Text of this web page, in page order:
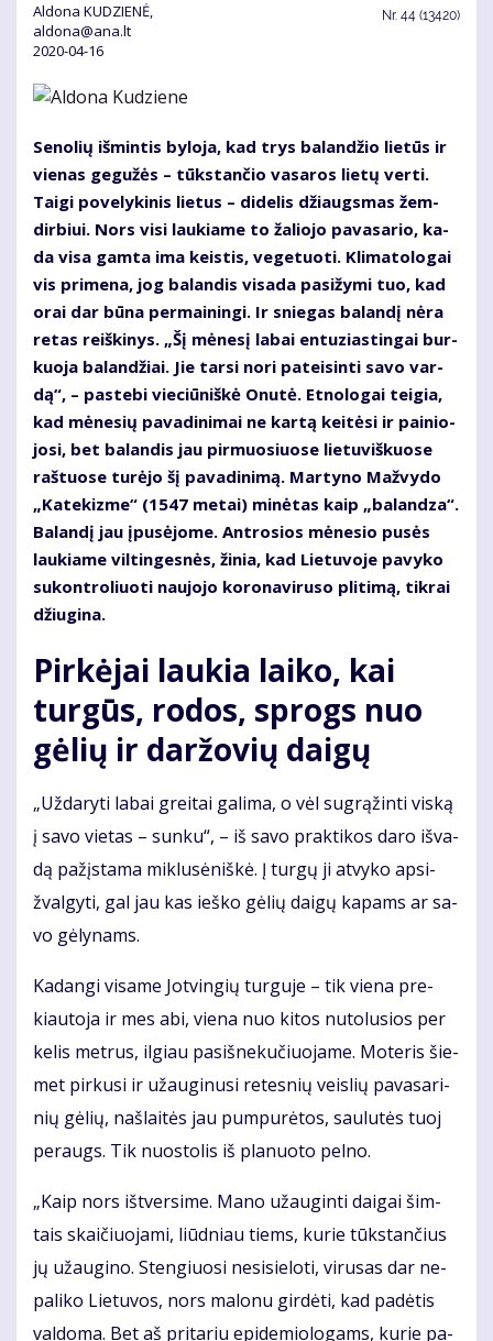
Aldona KUDZIENĖ,
aldona@ana.lt
2020-04-16
Nr. 44 (13420)
Se­no­lių iš­min­tis by­lo­ja, kad trys ba­lan­džio lie­tūs ir
vie­nas ge­gu­žės – tūks­tan­čio va­sa­ros lie­tų ver­ti.
Tai­gi po­ve­ly­ki­nis lie­tus – di­de­lis džiaugs­mas žem­
dir­biui. Nors vi­si lau­kia­me to ža­lio­jo pa­va­sa­rio, ka­
da vi­sa gam­ta ima keis­tis, ve­ge­tuo­ti. Kli­ma­to­lo­gai
vis pri­me­na, jog ba­lan­dis vi­sa­da pa­si­žy­mi tuo, kad
orai dar bū­na per­mai­nin­gi. Ir snie­gas ba­lan­dį nė­ra
re­tas reiš­ki­nys. „Šį mė­ne­sį la­bai en­tu­zias­tin­gai bur­
kuo­ja ba­lan­džiai. Jie tar­si no­ri pa­tei­sin­ti sa­vo var­
dą“, – pa­ste­bi vie­ciū­niš­kė Onu­tė. Et­no­lo­gai tei­gia,
kad mė­ne­sių pa­va­di­ni­mai ne kar­tą kei­tė­si ir pai­nio­
jo­si, bet ba­lan­dis jau pir­muo­siuo­se lie­tu­viš­kuo­se
raš­tuo­se tu­rė­jo šį pa­va­di­ni­mą. Mar­ty­no Maž­vy­do
„Ka­te­kiz­me“ (1547 me­tai) mi­nė­tas kaip „ba­lan­dza“.
Ba­lan­dį jau įpu­sė­jo­me. Ant­ro­sios mė­ne­sio pu­sės
lau­kia­me vil­tin­ges­nės, ži­nia, kad Lie­tu­vo­je pa­vy­ko
su­kon­tro­liuo­ti nau­jo­jo ko­ro­na­vi­ru­so pli­ti­mą, tik­rai
džiu­gi­na.
Pir­kė­jai lau­kia lai­ko, kai
tur­gūs, ro­dos, sprogs nuo
gė­lių ir dar­žo­vių dai­gų
„Už­da­ry­ti la­bai grei­tai ga­li­ma, o vėl su­grą­žin­ti vis­ką
į sa­vo vie­tas – sun­ku“, – iš sa­vo prak­ti­kos da­ro iš­va­
dą pa­žįs­ta­ma mik­lu­sė­niš­kė. Į tur­gų ji at­vy­ko ap­si­
žval­gy­ti, gal jau kas ieš­ko gė­lių dai­gų ka­pams ar sa­
vo gė­ly­nams.
Ka­dan­gi vi­sa­me Jot­vin­gių tur­gu­je – tik vie­na pre­
kiau­to­ja ir mes abi, vie­na nuo ki­tos nu­to­lu­sios per
ke­lis met­rus, il­giau pa­si­šne­ku­čiuo­ja­me. Mo­te­ris šie­
met pir­ku­si ir už­au­gi­nu­si re­tes­nių veis­lių pa­va­sa­ri­
nių gė­lių, naš­lai­tės jau pum­pu­rė­tos, sau­lu­tės tuoj
per­augs. Tik nuos­to­lis iš pla­nuo­to pel­no.
„Kaip nors iš­tver­si­me. Ma­no už­au­gin­ti dai­gai šim­
tais skai­čiuo­ja­mi, liūd­niau tiems, ku­rie tūks­tan­čius
jų už­au­gi­no. Sten­giuo­si ne­si­sie­lo­ti, vi­ru­sas dar ne­
pa­li­ko Lie­tu­vos, nors ma­lo­nu gir­dė­ti, kad pa­dė­tis
val­do­ma. Bet aš pri­ta­riu epi­de­mio­lo­gams, ku­rie pa­